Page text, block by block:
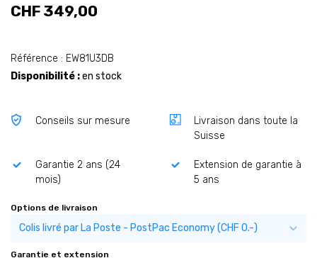
CHF 349,00
Référence : EW81U3DB
Disponibilité :en stock
Conseils sur mesure
Livraison dans toute la
Suisse
Garantie 2 ans (24
mois)
Extension de garantie à
5 ans
Options de livraison
Garantie et extension